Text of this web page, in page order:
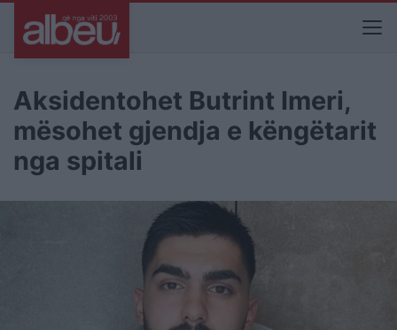
Aksidentohet Butrint Imeri,
mësohet gjendja e këngëtarit
nga spitali